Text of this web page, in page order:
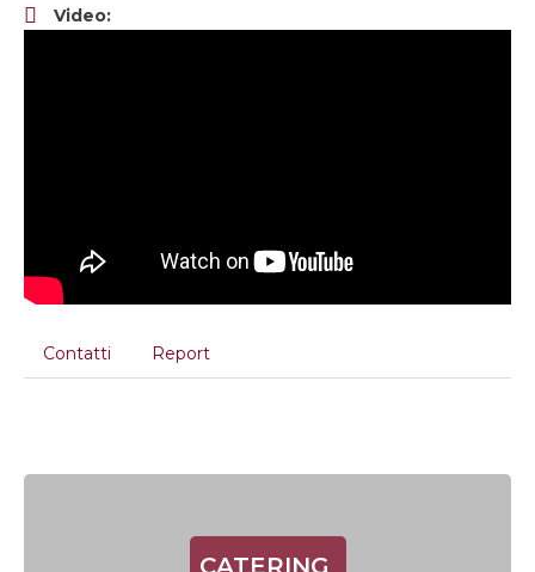
Video:
Contatti Report
CATERING